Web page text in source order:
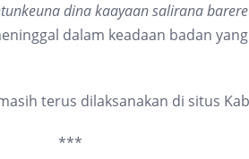
dina kaayaan salirana
dalam keadaan badan
terus dilaksanakan di situs
***